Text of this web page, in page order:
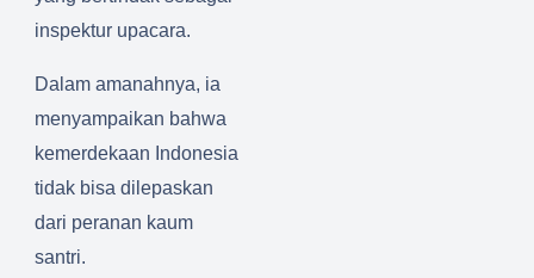
inspektur upacara.
Dalam amanahnya, ia
menyampaikan bahwa
kemerdekaan Indonesia
tidak bisa dilepaskan
dari peranan kaum
santri.